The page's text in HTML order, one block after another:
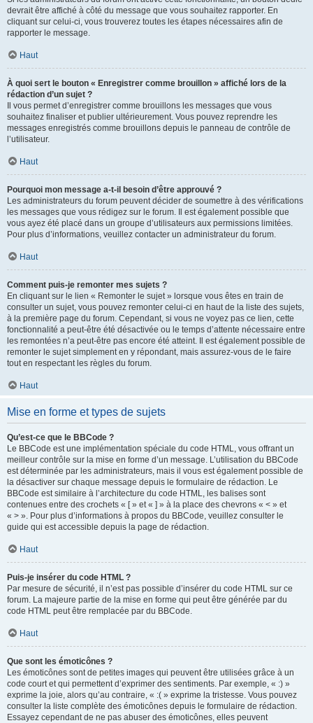
devrait être affiché à côté du message que vous souhaitez rapporter. En
cliquant sur celui-ci, vous trouverez toutes les étapes nécessaires afin de
rapporter le message.
Haut
À quoi sert le bouton « Enregistrer comme brouillon » affiché lors de la
rédaction d’un sujet ?
Il vous permet d’enregistrer comme brouillons les messages que vous
souhaitez finaliser et publier ultérieurement. Vous pouvez reprendre les
messages enregistrés comme brouillons depuis le panneau de contrôle de
l’utilisateur.
Haut
Pourquoi mon message a-t-il besoin d’être approuvé ?
Les administrateurs du forum peuvent décider de soumettre à des vérifications
les messages que vous rédigez sur le forum. Il est également possible que
vous ayez été placé dans un groupe d’utilisateurs aux permissions limitées.
Pour plus d’informations, veuillez contacter un administrateur du forum.
Haut
Comment puis-je remonter mes sujets ?
En cliquant sur le lien « Remonter le sujet » lorsque vous êtes en train de
consulter un sujet, vous pouvez remonter celui-ci en haut de la liste des sujets,
à la première page du forum. Cependant, si vous ne voyez pas ce lien, cette
fonctionnalité a peut-être été désactivée ou le temps d’attente nécessaire entre
les remontées n’a peut-être pas encore été atteint. Il est également possible de
remonter le sujet simplement en y répondant, mais assurez-vous de le faire
tout en respectant les règles du forum.
Haut
Mise en forme et types de sujets
Qu’est-ce que le BBCode ?
Le BBCode est une implémentation spéciale du code HTML, vous offrant un
meilleur contrôle sur la mise en forme d’un message. L’utilisation du BBCode
est déterminée par les administrateurs, mais il vous est également possible de
la désactiver sur chaque message depuis le formulaire de rédaction. Le
BBCode est similaire à l’architecture du code HTML, les balises sont
contenues entre des crochets « [ » et « ] » à la place des chevrons « < » et
« > ». Pour plus d’informations à propos du BBCode, veuillez consulter le
guide qui est accessible depuis la page de rédaction.
Haut
Puis-je insérer du code HTML ?
Par mesure de sécurité, il n’est pas possible d’insérer du code HTML sur ce
forum. La majeure partie de la mise en forme qui peut être générée par du
code HTML peut être remplacée par du BBCode.
Haut
Que sont les émoticônes ?
Les émoticônes sont de petites images qui peuvent être utilisées grâce à un
code court et qui permettent d’exprimer des sentiments. Par exemple, « :) »
exprime la joie, alors qu’au contraire, « :( » exprime la tristesse. Vous pouvez
consulter la liste complète des émoticônes depuis le formulaire de rédaction.
Essayez cependant de ne pas abuser des émoticônes, elles peuvent